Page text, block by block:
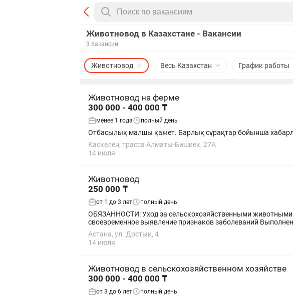
Животновод в Казахстане - Вакансии
3 вакансии
Весь Казахстан
Животновод График работы
Животновод на ферме
300 000 - 400 000 ₸
менее 1 года полный день
Отбасылық малшы қажет. Барлық сұрақтар бойынша
Каскелен, трасса Алматы-Бишкек, 27А
14 июля
Животновод
250 000 ₸
от 1 до 3 лет полный день
ОБЯЗАННОСТИ: Уход за сельскохозяйственными животными Кормление и поение животных Наблюдение за состоянием здоровья животных и
своевременное
Астана, ул. Достык, 4
14 июля
Животновод в сельскохозяйственном хозяйстве
300 000 - 400 000 ₸
от 3 до 6 лет полный день